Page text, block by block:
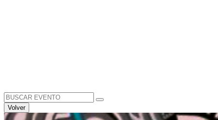
Search
for:
Volver